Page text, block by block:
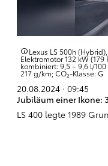
Lexus LS 500h
Elektromotor 132 kW (179
kombiniert: 9,5 – 9,6 l/
217 g/km; CO₂-Klasse: G
20.08.2024 · 09:45
Jubiläum einer Ikone:
LS 400 legte 1989